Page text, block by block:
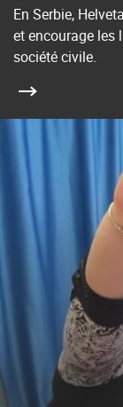
En Serbie,
et encourage les
société civile.